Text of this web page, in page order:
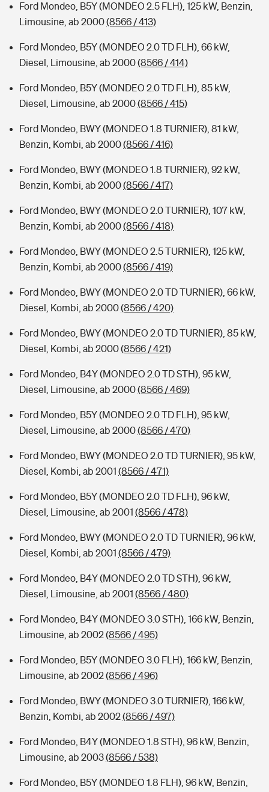
Ford Mondeo, B5Y (MONDEO 2.5 FLH), 125 kW, Benzin,
Limousine, ab 2000(8566 / 413)
Ford Mondeo, B5Y (MONDEO 2.0 TD FLH), 66 kW,
Diesel, Limousine, ab 2000(8566 / 414)
Ford Mondeo, B5Y (MONDEO 2.0 TD FLH), 85 kW,
Diesel, Limousine, ab 2000(8566 / 415)
Ford Mondeo, BWY (MONDEO 1.8 TURNIER), 81 kW,
Benzin, Kombi, ab 2000(8566 / 416)
Ford Mondeo, BWY (MONDEO 1.8 TURNIER), 92 kW,
Benzin, Kombi, ab 2000(8566 / 417)
Ford Mondeo, BWY (MONDEO 2.0 TURNIER), 107 kW,
Benzin, Kombi, ab 2000(8566 / 418)
Ford Mondeo, BWY (MONDEO 2.5 TURNIER), 125 kW,
Benzin, Kombi, ab 2000(8566 / 419)
Ford Mondeo, BWY (MONDEO 2.0 TD TURNIER), 66 kW,
Diesel, Kombi, ab 2000(8566 / 420)
Ford Mondeo, BWY (MONDEO 2.0 TD TURNIER), 85 kW,
Diesel, Kombi, ab 2000(8566 / 421)
Ford Mondeo, B4Y (MONDEO 2.0 TD STH), 95 kW,
Diesel, Limousine, ab 2000(8566 / 469)
Ford Mondeo, B5Y (MONDEO 2.0 TD FLH), 95 kW,
Diesel, Limousine, ab 2000(8566 / 470)
Ford Mondeo, BWY (MONDEO 2.0 TD TURNIER), 95 kW,
Diesel, Kombi, ab 2001 (8566 / 471)
Ford Mondeo, B5Y (MONDEO 2.0 TD FLH), 96 kW,
Diesel, Limousine, ab 2001 (8566 / 478)
Ford Mondeo, BWY (MONDEO 2.0 TD TURNIER), 96 kW,
Diesel, Kombi, ab 2001 (8566 / 479)
Ford Mondeo, B4Y (MONDEO 2.0 TD STH), 96 kW,
Diesel, Limousine, ab 2001 (8566 / 480)
Ford Mondeo, B4Y (MONDEO 3.0 STH), 166 kW, Benzin,
Limousine, ab 2002(8566 / 495)
Ford Mondeo, B5Y (MONDEO 3.0 FLH), 166 kW, Benzin,
Limousine, ab 2002(8566 / 496)
Ford Mondeo, BWY (MONDEO 3.0 TURNIER), 166 kW,
Benzin, Kombi, ab 2002(8566 / 497)
Ford Mondeo, B4Y (MONDEO 1.8 STH), 96 kW, Benzin,
Limousine, ab 2003(8566 / 538)
Ford Mondeo, B5Y (MONDEO 1.8 FLH), 96 kW, Benzin,